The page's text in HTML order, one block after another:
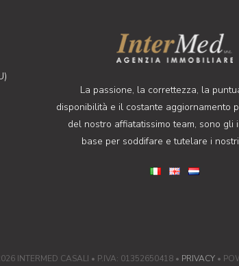
La passione, la correttezza, la
disponibilità e il costante aggiornamento
del nostro affiatatissimo team, sono gli
base per soddifare e tutelare i
INTERMED CASALI • P.IVA: 01352650418 • PRIVACY •